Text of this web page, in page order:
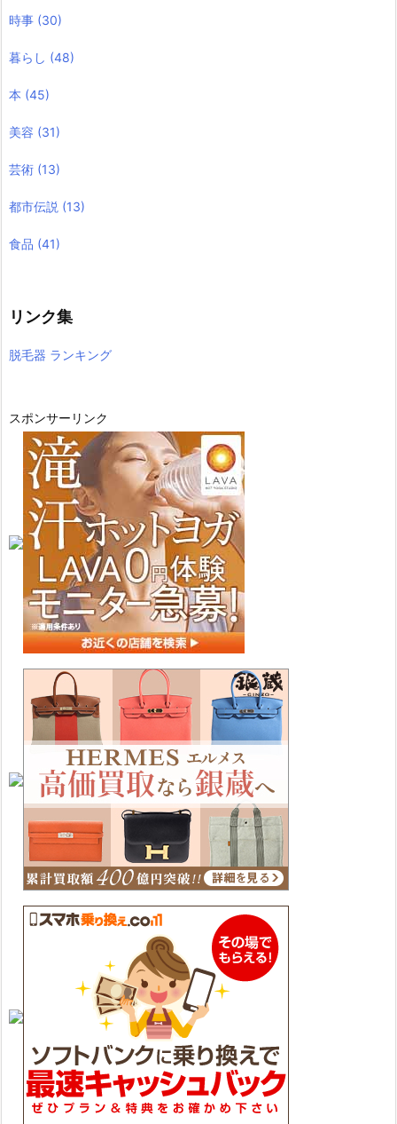
時事 (30)
暮らし (48)
本 (45)
美容 (31)
芸術 (13)
都市伝説 (13)
食品 (41)
リンク集
脱毛器 ランキング
スポンサーリンク